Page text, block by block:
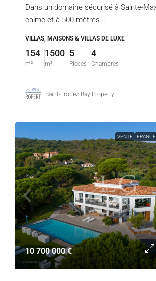
Dans un domaine sécurisé à Sainte-
calme et à 500 mètres...
VILLAS, MAISONS & VILLAS DE LUXE
154
m²
1500
m²
5
Pièces
4
Chambres
Saint-Tropez Bay Property
VENTE FRANCE
10 700 000 €